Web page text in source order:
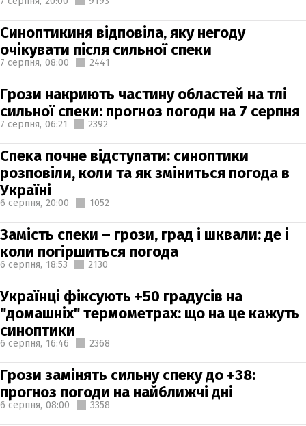
Синоптикиня відповіла, яку негоду
очікувати після сильної спеки
7 серпня, 08:00 2441
Грози накриють частину областей на тлі
сильної спеки: прогноз погоди на 7 серпня
7 серпня, 06:21 2392
Спека почне відступати: синоптики
розповіли, коли та як зміниться погода в
Україні
6 серпня, 20:00 1052
Замість спеки – грози, град і шквали: де і
коли погіршиться погода
6 серпня, 18:53 2130
Українці фіксують +50 градусів на
"домашніх" термометрах: що на це кажуть
синоптики
6 серпня, 16:46 2368
Грози замінять сильну спеку до +38:
прогноз погоди на найближчі дні
6 серпня, 08:00 3358